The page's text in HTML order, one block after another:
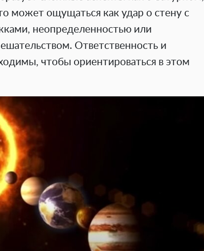
может ощущаться как удар о стену с
неопределенностью или
Ответственность и
чтобы ориентироваться в этом